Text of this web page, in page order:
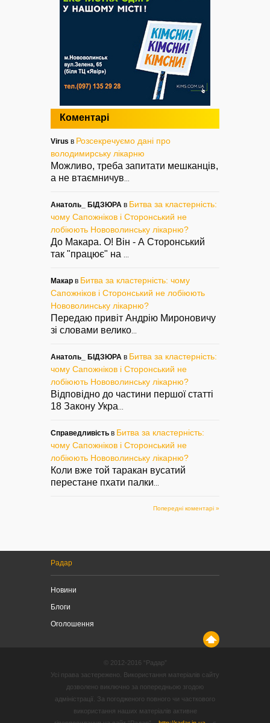
Коментарі
Virus в Розсекречуємо дані про
володимирську лікарню
Можливо, треба запитати мешканців,
а не втаємничув...
Анатоль_ БІДЗЮРА в Битва за кластерність:
чому Сапожніков і Сторонський не
лобіюють Нововолинську лікарню?
До Макара. О! Він - А Сторонський
так "працює" на ...
Макар в Битва за кластерність: чому
Сапожніков і Сторонський не лобіюють
Нововолинську лікарню?
Передаю привіт Андрію Мироновичу
зі словами велико...
Анатоль_ БІДЗЮРА в Битва за кластерність:
чому Сапожніков і Сторонський не
лобіюють Нововолинську лікарню?
Відповідно до частини першої статті
18 Закону Укра...
Справедливість в Битва за кластерність:
чому Сапожніков і Сторонський не
лобіюють Нововолинську лікарню?
Коли вже той таракан вусатий
перестане пхати палки...
Попередні коментарі »
Радар
Новини
Блоги
Оголошення
© 2012-2016 “Радар”
Усі права застережено. Використання матеріалів сайту
дозволено виключно за попередньою згодою
адміністрації. За погодженого повного чи часткового
використання наших матеріалів активне